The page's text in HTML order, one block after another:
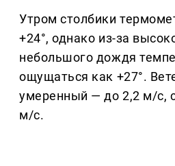
Утром столбики
+24°, однако из-за
небольшого дождя
ощущаться как +27°.
умеренный — до 2,2 м/с,
м/с.